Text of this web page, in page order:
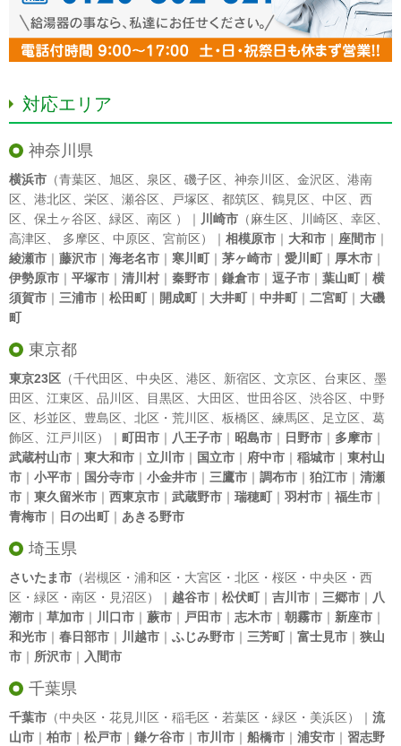
対応エリア
神奈川県
横浜市 （青葉区、 旭区、 泉区、 磯子区、 神奈川区、 金沢区、 港南
区、 港北区、 栄区、 瀬谷区、 戸塚区、 都筑区、 鶴見区、 中区、 西
区、 保土ヶ谷区、 緑区、 南区 ）｜ 川崎市 （麻生区、 川崎区、 幸区、
高津区、 多摩区、 中原区、 宮前区）｜ 相模原市 ｜ 大和市 ｜ 座間市 ｜
綾瀬市 ｜ 藤沢市 ｜ 海老名市 ｜ 寒川町｜ 茅ヶ崎市 ｜ 愛川町｜ 厚木市 ｜
伊勢原市 ｜ 平塚市 ｜ 清川村｜ 秦野市 ｜ 鎌倉市 ｜ 逗子市 ｜ 葉山町｜ 横
須賀市 ｜ 三浦市 ｜ 松田町｜ 開成町｜ 大井町｜ 中井町｜ 二宮町｜ 大磯
町
東京都
東京23区 （千代田区、 中央区、 港区、 新宿区、 文京区、 台東区、 墨
田区、 江東区、 品川区、 目黒区、 大田区、 世田谷区、 渋谷区、 中野
区、 杉並区、 豊島区、 北区 ・ 荒川区、 板橋区、 練馬区、 足立区、 葛
飾区、 江戸川区）｜ 町田市 ｜ 八王子市 ｜ 昭島市 ｜ 日野市 ｜ 多摩市 ｜
武蔵村山市 ｜ 東大和市 ｜ 立川市 ｜ 国立市 ｜ 府中市 ｜ 稲城市 ｜ 東村山
市 ｜ 小平市 ｜ 国分寺市 ｜ 小金井市 ｜ 三鷹市 ｜ 調布市 ｜ 狛江市 ｜ 清瀬
市 ｜ 東久留米市 ｜ 西東京市 ｜ 武蔵野市 ｜ 瑞穂町｜ 羽村市 ｜ 福生市 ｜
青梅市 ｜ 日の出町｜ あきる野市
埼玉県
さいたま市 （岩槻区・浦和区・大宮区・北区・桜区・中央区・西
区・緑区・南区・見沼区）｜ 越谷市 ｜ 松伏町｜ 吉川市 ｜ 三郷市 ｜ 八
潮市 ｜ 草加市 ｜ 川口市 ｜ 蕨市 ｜ 戸田市 ｜ 志木市 ｜ 朝霧市 ｜ 新座市 ｜
和光市 ｜ 春日部市 ｜ 川越市 ｜ ふじみ野市 ｜ 三芳町｜ 富士見市 ｜ 狭山
市 ｜ 所沢市 ｜ 入間市
千葉県
千葉市 （中央区・花見川区・稲毛区・若葉区・緑区・美浜区）｜ 流
山市 ｜ 柏市 ｜ 松戸市 ｜ 鎌ケ谷市 ｜ 市川市 ｜ 船橋市 ｜ 浦安市 ｜ 習志野